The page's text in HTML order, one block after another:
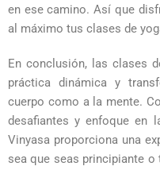
en ese camino. Así que
al máximo tus clases de
En conclusión, las clases
práctica dinámica y
cuerpo como a la mente.
desafiantes y enfoque en
Vinyasa proporciona una
sea que seas principiante o